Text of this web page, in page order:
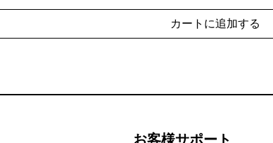
カートに追加する
お客様サポート